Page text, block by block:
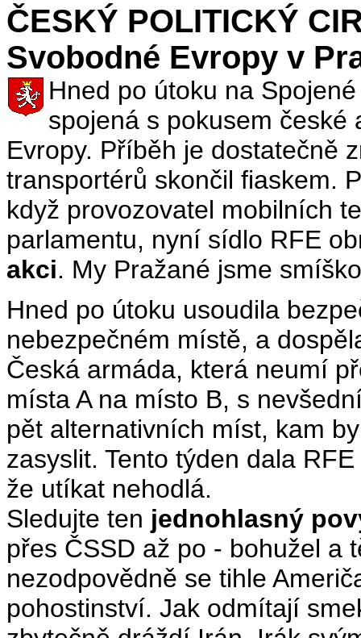
ČESKÝ POLITICKÝ
Svobodné Evropy v
Hned po útoku na
spojená s pokusem
Evropy. Příběh je dostatečně
transportérů skončil fiaskem.
když provozovatel mobilních
parlamentu, nyní sídlo RFE
akci. My Pražané jsme
Hned po útoku usoudila
nebezpečném místě, a
Česká armáda, která neumí
místa A na místo B, s
pět alternativních míst, kam
zasyslit. Tento týden dala
že utíkat nehodlá.
Sledujte ten jednohlasný
přes ČSSD až po - bohužel a
nezodpovědně se tihle
pohostinství. Jak odmítají